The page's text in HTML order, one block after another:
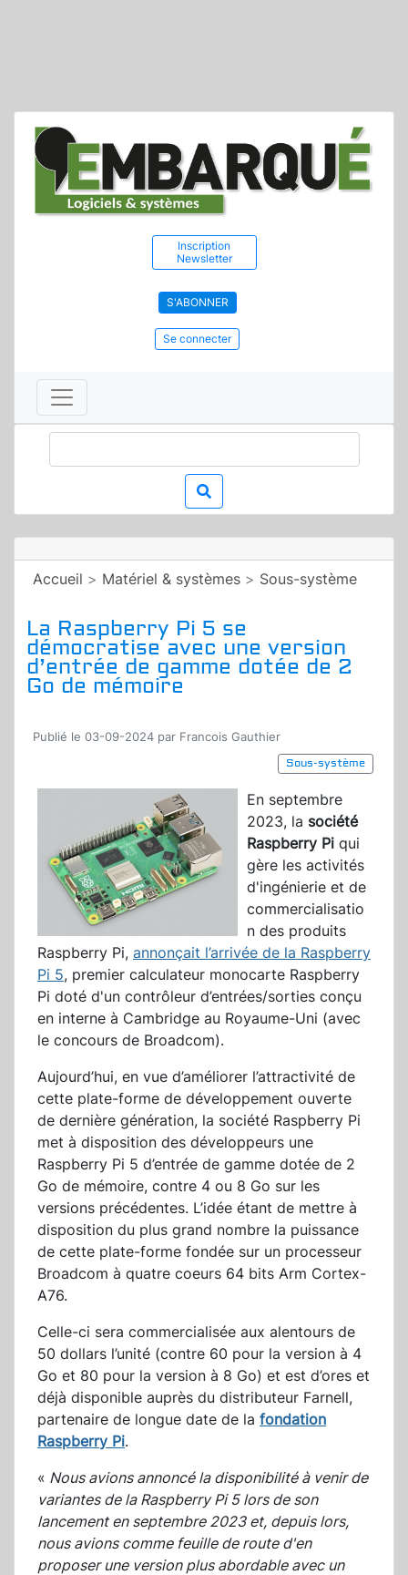
Inscription
Newsletter
S'ABONNER
Se connecter
Accueil > Matériel & systèmes > Sous-système
La Raspberry Pi 5 se
démocratise avec une version
d’entrée de gamme dotée de 2
Go de mémoire
Publié le 03-09-2024 par Francois Gauthier
Sous-système
En septembre
2023, la société
Raspberry Pi qui
gère les activités
d'ingénierie et de
commercialisatio
n des produits
Raspberry Pi, annonçait l’arrivée de la Raspberry
Pi 5, premier calculateur monocarte Raspberry
Pi doté d'un contrôleur d’entrées/sorties conçu
en interne à Cambridge au Royaume-Uni (avec
le concours de Broadcom).
Aujourd’hui, en vue d’améliorer l’attractivité de
cette plate-forme de développement ouverte
de dernière génération, la société Raspberry Pi
met à disposition des développeurs une
Raspberry Pi 5 d’entrée de gamme dotée de 2
Go de mémoire, contre 4 ou 8 Go sur les
versions précédentes. L’idée étant de mettre à
disposition du plus grand nombre la puissance
de cette plate-forme fondée sur un processeur
Broadcom à quatre coeurs 64 bits Arm Cortex-
A76.
Celle-ci sera commercialisée aux alentours de
50 dollars l’unité (contre 60 pour la version à 4
Go et 80 pour la version à 8 Go) et est d’ores et
déjà disponible auprès du distributeur Farnell,
partenaire de longue date de la fondation
Raspberry Pi.
« Nous avions annoncé la disponibilité à venir de
variantes de la Raspberry Pi 5 lors de son
lancement en septembre 2023 et, depuis lors,
nous avions comme feuille de route d'en
proposer une version plus abordable avec un